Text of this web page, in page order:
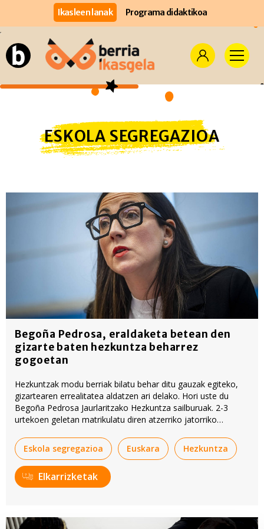
Ikasleen lanak Programa didaktikoa
ESKOLA SEGREGAZIOA
Begoña Pedrosa, eraldaketa betean den
gizarte baten hezkuntza beharrez
gogoetan
Hezkuntzak modu berriak bilatu behar ditu gauzak egiteko,
gizartearen errealitatea aldatzen ari delako. Hori uste du
Begoña Pedrosa Jaurlaritzako Hezkuntza sailburuak. 2-3
urtekoen geletan matrikulatu diren atzerriko jatorriko
baieztapen hori egiteko.
Eskola segregazioa Euskara Hezkuntza
Elkarrizketak